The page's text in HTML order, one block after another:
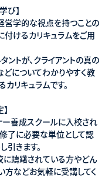
び】
営学的な視点を持つことの
けるカリキュラムをご用
トが、クライアントの真の
についてわかりやすく教
リキュラムです。
養成スクールに入校され
了に必要な単位として認
引きます。
躊躇されている方やどん
などお気軽に受講してく